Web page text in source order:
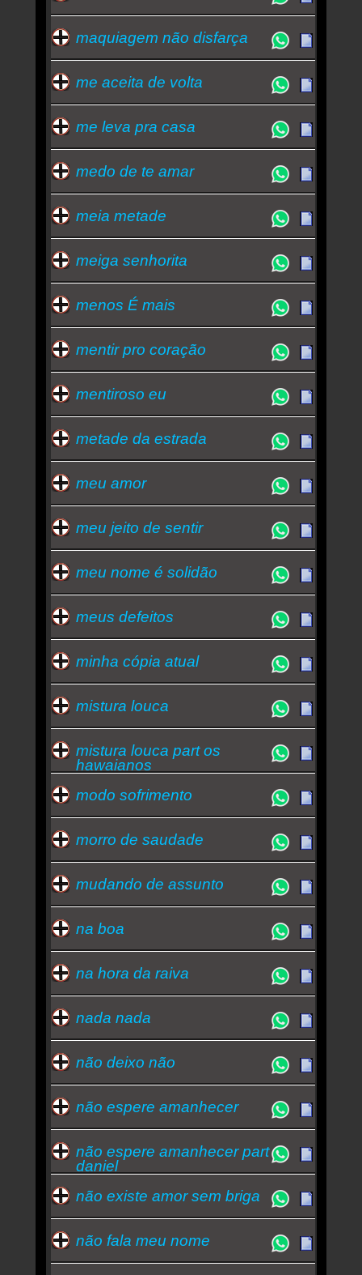
maquiagem não disfarça
me aceita de volta
me leva pra casa
medo de te amar
meia metade
meiga senhorita
menos É mais
mentir pro coração
mentiroso eu
metade da estrada
meu amor
meu jeito de sentir
meu nome é solidão
meus defeitos
minha cópia atual
mistura louca
mistura louca part os
hawaianos
modo sofrimento
morro de saudade
mudando de assunto
na boa
na hora da raiva
nada nada
não deixo não
não espere amanhecer
não espere amanhecer part
daniel
não existe amor sem briga
não fala meu nome